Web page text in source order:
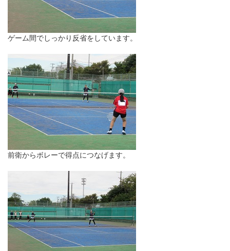
ゲーム間でしっかり反省をしています。
前衛からボレーで得点につなげます。